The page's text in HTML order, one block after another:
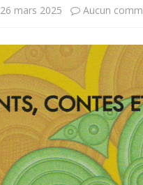
26 mars 2025 Aucun